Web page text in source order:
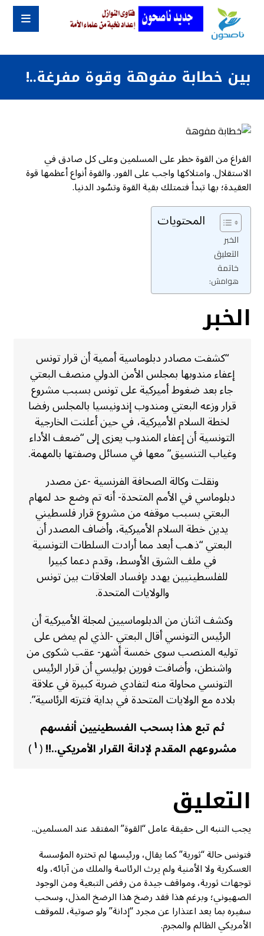
بين خطابة مفوهة وقوة مفرغة..!
الفراغ من القوة خطر على المسلمين وعلى كل صادق في
الاستقلال. وامتلاكها واجب على الفور. والقوة أنواع أعظمها قوة
العقيدة؛ بها تبدأ فتمتلك بقية القوة وتسُود الدنيا.
المحتويات
الخبر
التعليق
خاتمة
هوامش:
الخبر
“كشفت مصادر دبلوماسية أممية أن قرار تونس
إعفاء مندوبها بمجلس الأمن الدولي منصف البعتي
جاء بعد ضغوط أميركية على تونس بسبب مشروع
قرار وزعه البعتي ومندوب إندونيسيا بالمجلس رفضا
لخطة السلام الأميركية، في حين أعلنت الخارجية
التونسية أن إعفاء المندوب يعزى إلى “ضعف الأداء
وغياب التنسيق” معها في مسائل وصفتها بالمهمة.
ونقلت وكالة الصحافة الفرنسية -عن مصدر
دبلوماسي في الأمم المتحدة- أنه تم وضع حد لمهام
البعتي بسبب موقفه من مشروع قرار فلسطيني
يدين خطة السلام الأميركية، وأضاف المصدر أن
البعتي “ذهب أبعد مما أرادت السلطات التونسية
في ملف الشرق الأوسط، وقدم دعما كبيرا
للفلسطينيين يهدد بإفساد العلاقات بين تونس
والولايات المتحدة.
وكشف اثنان من الدبلوماسيين لمجلة الأميركية أن
الرئيس التونسي أقال البعتي -الذي لم يمض على
توليه المنصب سوى خمسة أشهر- عقب شكوى من
واشنطن، وأضافت فورين بوليسي أن قرار الرئيس
التونسي محاولة منه لتفادي ضربة كبيرة في علاقة
بلاده مع الولايات المتحدة في بداية فترته الرئاسية”.
ثم تبع هذا بسحب الفسطينيين أنفسهم
مشروعهم المقدم لإدانة القرار الأمريكي..!!(١)
التعليق
يجب التنبه الى حقيقة عامل “القوة” المفتقد عند المسلمين..
فتونس حالة “ثورية” كما يقال، ورئيسها لم تختره المؤسسة
العسكرية ولا الأمنية ولم يرث الرئاسة والملك من آبائه، وله
توجهات ثورية، ومواقف جيدة من رفض التبعية ومن الوجود
الصهيوني؛ وبرغم هذا فقد رضخ هذا الرضخ المذل، وسحب
سفيره بما يعد اعتذارا عن مجرد “إدانة” ولو صوتية، للموقف
الأمريكي الظالم والمجرم.